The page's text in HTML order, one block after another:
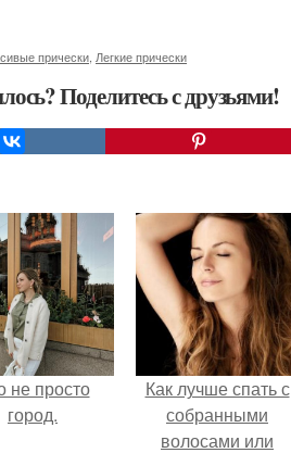
прически Легкие прически
Поделитесь с друзьями!
не просто
город.
Как лучше спать с
собранными
волосами или